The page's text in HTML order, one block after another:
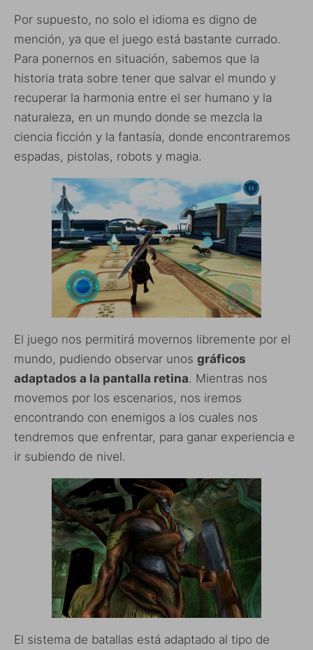
Por supuesto, no solo el idioma es digno de
mención, ya que el juego está bastante currado.
Para ponernos en situación, sabemos que la
historia trata sobre tener que salvar el mundo y
recuperar la harmonia entre el ser humano y la
naturaleza, en un mundo donde se mezcla la
ciencia ficción y la fantasía, donde encontraremos
espadas, pistolas, robots y magia.
El juego nos permitirá movernos libremente por el
mundo, pudiendo observar unos gráficos
adaptados a la pantalla retina. Mientras nos
movemos por los escenarios, nos iremos
encontrando con enemigos a los cuales nos
tendremos que enfrentar, para ganar experiencia e
ir subiendo de nivel.
El sistema de batallas está adaptado al tipo de